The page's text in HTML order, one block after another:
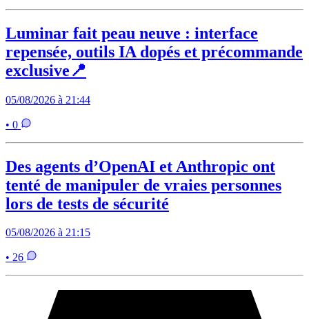
Luminar fait peau neuve : interface
repensée, outils IA dopés et précommande
exclusive📍
05/08/2026 à 21:44
• 0
Des agents d’OpenAI et Anthropic ont
tenté de manipuler de vraies personnes
lors de tests de sécurité
05/08/2026 à 21:15
• 26